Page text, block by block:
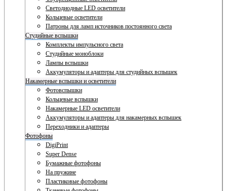
Светодиодные LED осветители
Кольцевые осветители
Патроны для ламп источников постоянного света
Студийные вспышки
Комплекты импульсного света
Студийные моноблоки
Лампы вспышки
Аккумуляторы и адаптеры для студийных вспышек
Накамерные вспышки и осветители
Фотовспышки
Кольцевые вспышки
Накамерные LED осветители
Аккумуляторы и адаптеры для накамерных вспышек
Переходники и адаптеры
Фотофоны
DigiPrint
Super Dense
Бумажные фотофоны
На пружине
Пластиковые фотофоны